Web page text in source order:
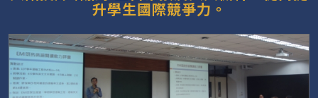
升學生國際競爭力。